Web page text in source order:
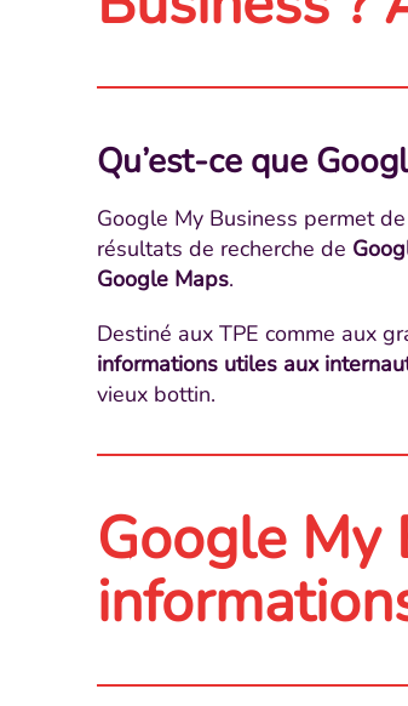
Qu’est-ce que
Google My Business permet
résultats de recherche de
Google Maps.
Destiné aux TPE comme aux
informations utiles aux
vieux bottin.
Google My